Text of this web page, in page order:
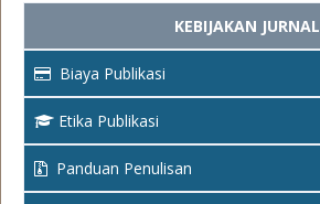
KEBIJAKAN JURNAL
Biaya Publikasi
Etika Publikasi
Panduan Penulisan